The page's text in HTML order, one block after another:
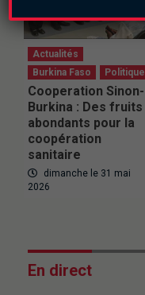
Actualités
Burkina Faso
Politique
Cooperation Sinon-
Burkina : Des fruits
abondants pour la
coopération
sanitaire
dimanche le 31 mai
2026
En direct